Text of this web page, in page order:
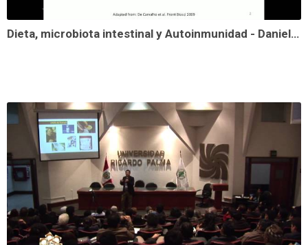
Dieta, microbiota intestinal y Autoinmunidad - Daniel Zegarra